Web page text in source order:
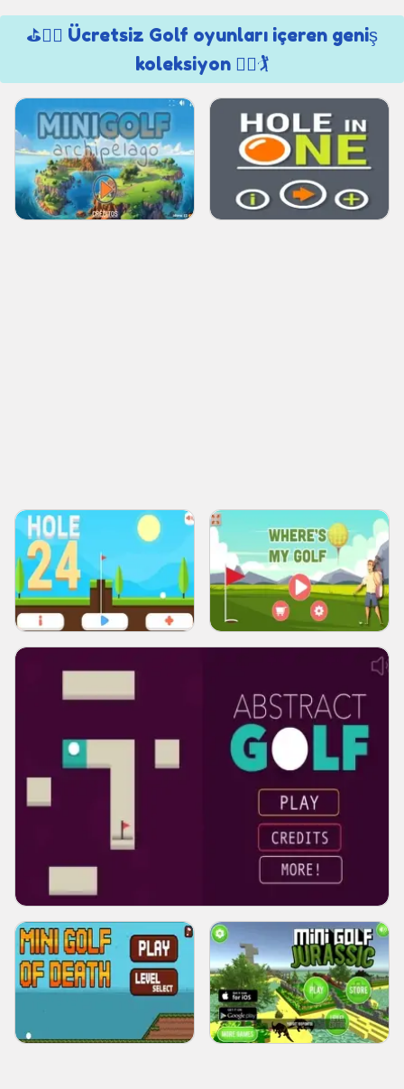
⛳🏌️‍♂️ Ücretsiz Golf oyunları içeren geniş
koleksiyon 🏌️‍♀️🏌️